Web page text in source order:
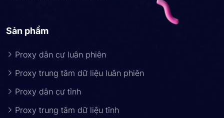
Sản phẩm
Proxy dân cư luân phiên
Proxy trung tâm dữ liệu luân phiên
Proxy dân cư tĩnh
Proxy trung tâm dữ liệu tĩnh